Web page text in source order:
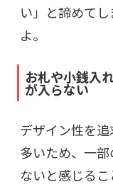
い」と諦めて
よ。
お札や小銭入
が入らない
デザイン性を
多いため、一
ないと感じるこ